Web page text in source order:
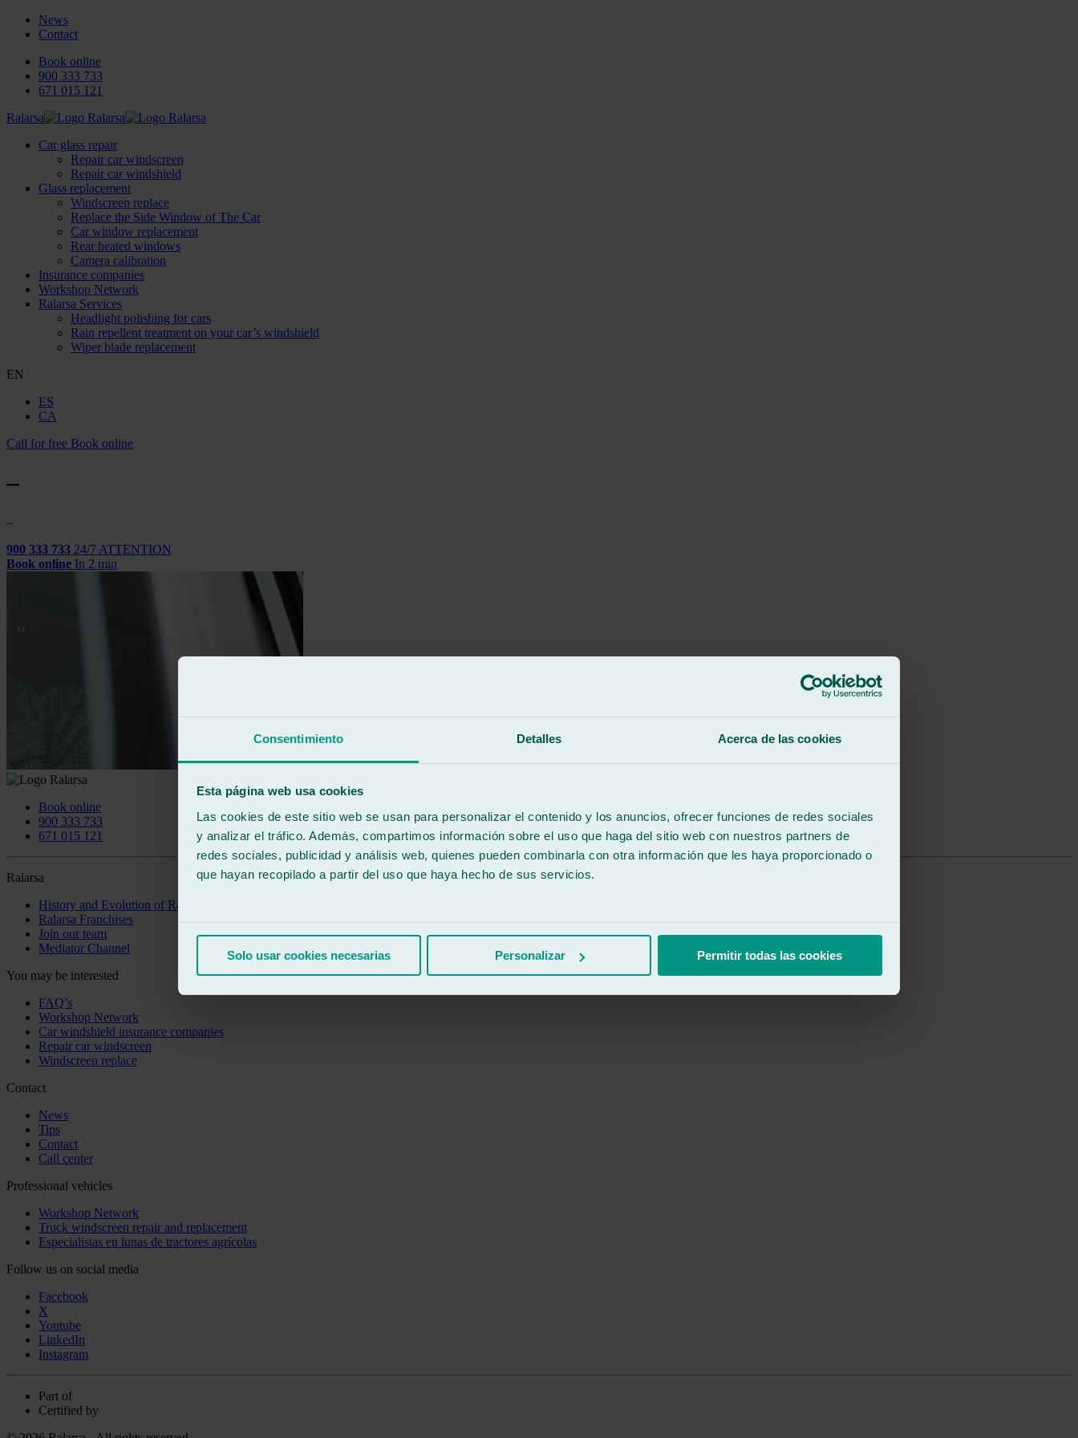
Consentimiento Detalles Acerca de las cookies
Esta página web usa cookies
Las cookies de este sitio web se usan para personalizar el contenido y los anuncios, ofrecer funciones de redes sociales
y analizar el tráfico. Además, compartimos información sobre el uso que haga del sitio web con nuestros partners de
redes sociales, publicidad y análisis web, quienes pueden combinarla con otra información que les haya proporcionado o
que hayan recopilado a partir del uso que haya hecho de sus servicios.
Solo usar cookies necesarias Personalizar Permitir todas las cookies
News
Contact
Book online
900 333 733
671 015 121
Ralarsa
Car glass repair
Repair car windscreen
Repair car windshield
Glass replacement
Windscreen replace
Replace the Side Window of The Car
Car window replacement
Rear heated windows
Camera calibration
Insurance companies
Workshop Network
Ralarsa Services
Headlight polishing for cars
Rain repellent treatment on your car’s windshield
Wiper blade replacement
EN
ES
CA
Call for free Book online
–
–
900 333 733 24/7 ATTENTION
Book online In 2 min
Book online
900 333 733
671 015 121
Ralarsa
History and Evolution of Ralarsa
Ralarsa Franchises
Join our team
Mediator Channel
You may be interested
FAQ’s
Workshop Network
Car windshield insurance companies
Repair car windscreen
Windscreen replace
Contact
News
Tips
Contact
Call center
Professional vehicles
Workshop Network
Truck windscreen repair and replacement
Especialistas en lunas de tractores agrícolas
Follow us on social media
Facebook
X
Youtube
LinkedIn
Instagram
Part of
Certified by